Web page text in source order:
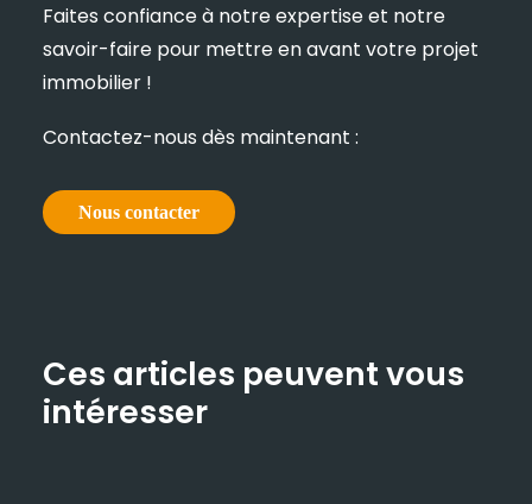
Faites confiance à notre expertise et notre
savoir-faire pour mettre en avant votre projet
immobilier !
Contactez-nous dès maintenant :
Nous contacter
Ces articles peuvent vous
intéresser